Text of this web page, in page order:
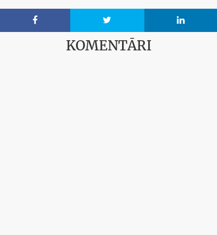
  
KOMENTĀRI